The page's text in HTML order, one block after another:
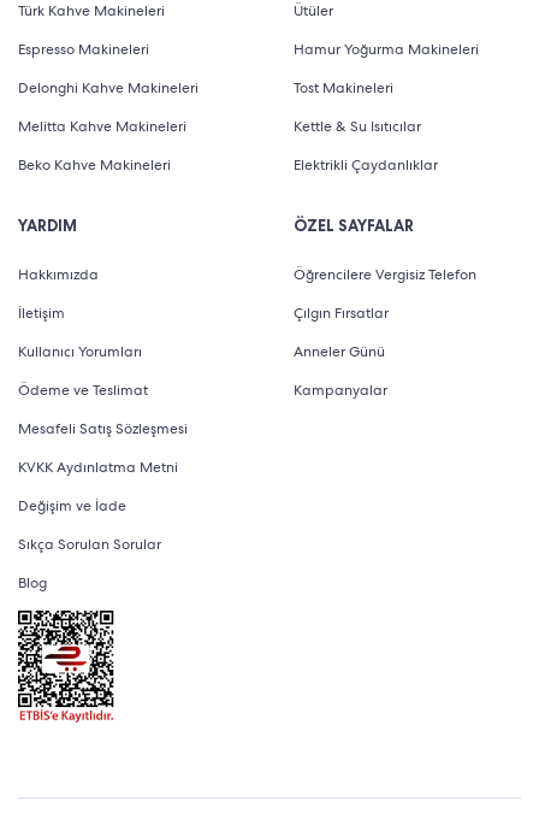
Türk Kahve Makineleri
Espresso Makineleri
Delonghi Kahve Makineleri
Melitta Kahve Makineleri
Beko Kahve Makineleri
YARDIM
Hakkımızda
İletişim
Kullanıcı Yorumları
Ödeme ve Teslimat
Mesafeli Satış Sözleşmesi
KVKK Aydınlatma Metni
Değişim ve İade
Sıkça Sorulan Sorular
Blog
Ütüler
Hamur Yoğurma Makineleri
Tost Makineleri
Kettle & Su Isıtıcılar
Elektrikli Çaydanlıklar
ÖZEL SAYFALAR
Öğrencilere Vergisiz Telefon
Çılgın Fırsatlar
Anneler Günü
Kampanyalar